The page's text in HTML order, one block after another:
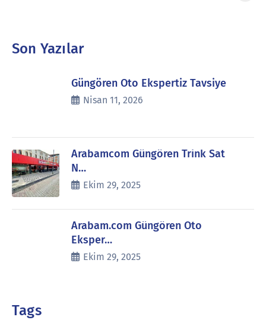
Son Yazılar
Güngören Oto Ekspertiz Tavsiye
Nisan 11, 2026
Arabamcom Güngören Trink Sat
N…
Ekim 29, 2025
Arabam.com Güngören Oto
Eksper…
Ekim 29, 2025
Tags